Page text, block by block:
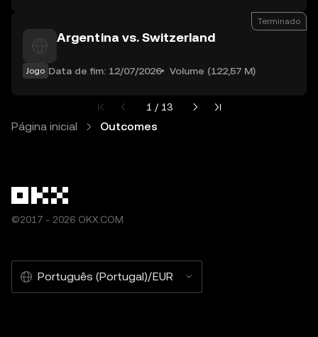
Terminado
Argentina vs. Switzerland
Jogo Data de fim: 12/07/2026 Volume (122,57 M)
Página atual 1 de 13
1 / 13
Página inicial Outcomes
©2017 - 2026 OKX.COM
Português (Portugal)/EUR